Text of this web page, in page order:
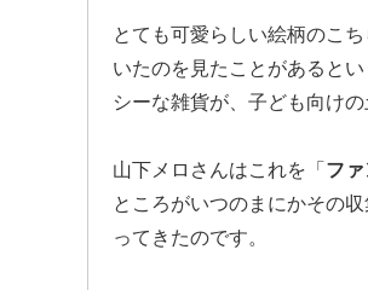
とても可愛らしい絵柄のこ
いたのを見たことがあると
シーな雑貨が、子ども向け
山下メロさんはこれを「フ
ところがいつのまにかその
ってきたのです。